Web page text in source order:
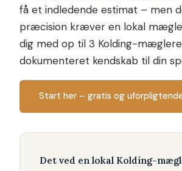
få et indledende estimat – men
præcision kræver en lokal
dig med op til 3 Kolding-
dokumenteret kendskab til din
Start her – gratis og
Det ved en lokal Kolding-